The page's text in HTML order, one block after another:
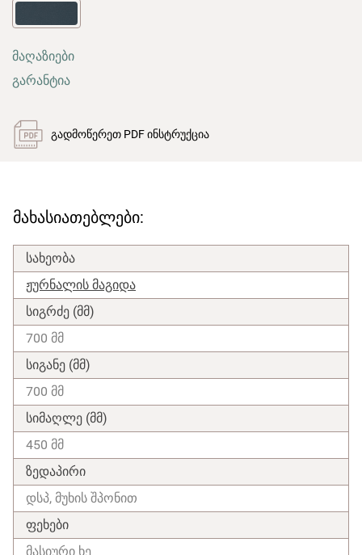
მაღაზიები
გარანტია
გადმოწერეთ PDF ინსტრუქცია
მახასიათებლები:
სახეობა
ჟურნალის მაგიდა
სიგრძე (მმ)
700 მმ
სიგანე (მმ)
700 მმ
სიმაღლე (მმ)
450 მმ
ზედაპირი
დსპ, მუხის შპონით
ფეხები
მასიური ხე